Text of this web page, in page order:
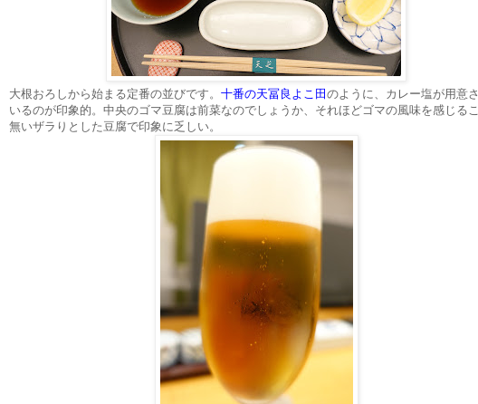
大根おろしから始まる定番の並びです。 十番の天冨良よこ田 のように、カレー塩が用意
いるのが印象的。中央のゴマ豆腐は前菜なのでしょうか、それほどゴマの風味を感じる
無いザラりとした豆腐で印象に乏しい。